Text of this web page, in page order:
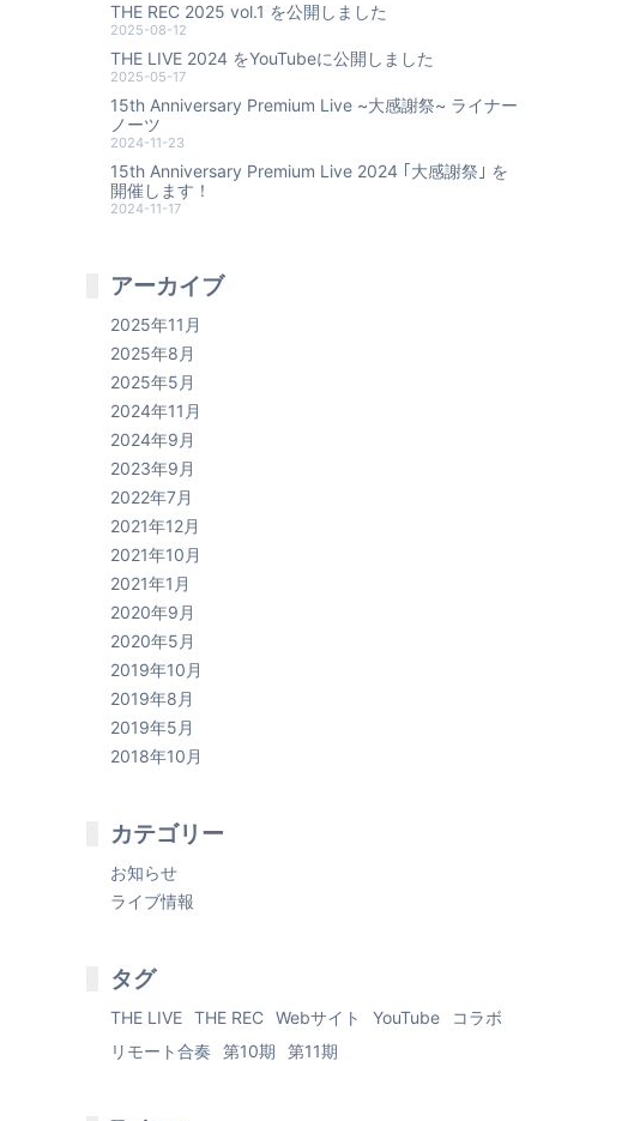
THE REC 2025 vol.1 を公開しました
2025-08-12
THE LIVE 2024 をYouTubeに公開しました
2025-05-17
15th Anniversary Premium Live ~大感謝祭~ ライナー
ノーツ
2024-11-23
15th Anniversary Premium Live 2024 ｢大感謝祭｣ を
開催します！
2024-11-17
アーカイブ
2025年11月
2025年8月
2025年5月
2024年11月
2024年9月
2023年9月
2022年7月
2021年12月
2021年10月
2021年1月
2020年9月
2020年5月
2019年10月
2019年8月
2019年5月
2018年10月
カテゴリー
お知らせ
ライブ情報
タグ
THE LIVE THE REC Webサイト YouTube
コラボ
リモート合奏
第10期 第11期